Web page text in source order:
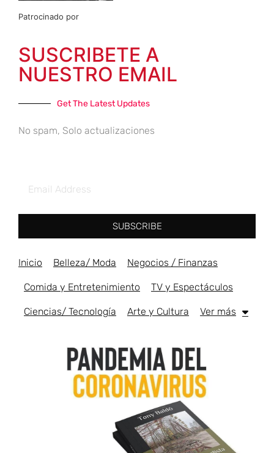
Patrocinado por
SUSCRIBETE A
NUESTRO EMAIL
Get The Latest Updates
No spam, Solo actualizaciones
SUBSCRIBE
Inicio Belleza/ Moda Negocios / Finanzas
Comida y Entretenimiento TV y Espectáculos
Ciencias/ Tecnología Arte y Cultura Ver más